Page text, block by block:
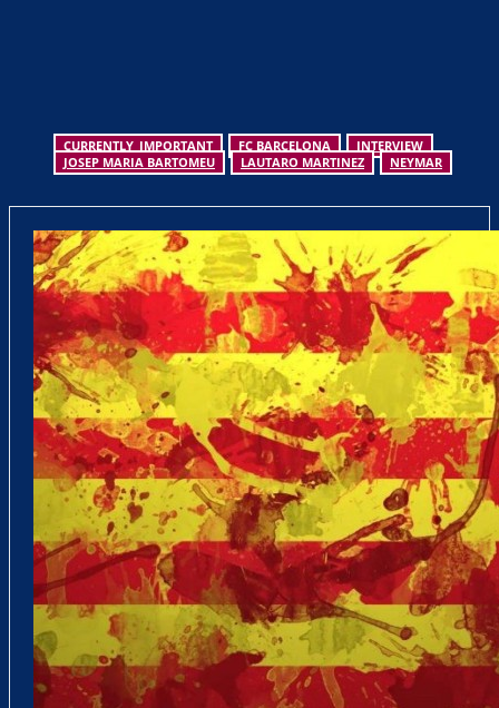
CURRENTLY_IMPORTANT FC BARCELONA
INTERVIEW
JOSEP MARIA BARTOMEU
LAUTARO MARTINEZ NEYMAR